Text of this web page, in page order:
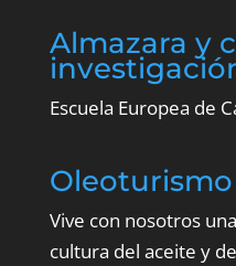
Almazara y
Escuela Europea de
Oleoturismo
Vive con nosotros
cultura del aceite y